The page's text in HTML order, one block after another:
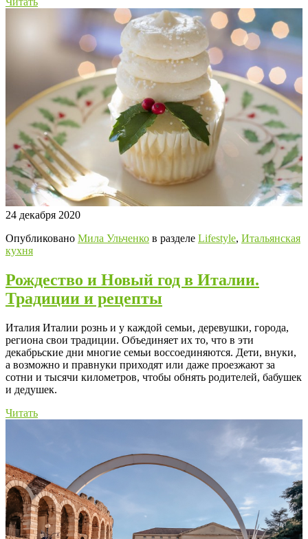
24 декабря 2020
Опубликовано Мила Ульченко в разделе Lifestyle, Итальянская
кухня
Рождество и Новый год в Италии.
Традиции и рецепты
Италия Италии рознь и у каждой семьи, деревушки, города,
региона свои традиции. Объединяет их то, что в эти
декабрьские дни многие семьи воссоединяются. Дети, внуки,
а возможно и правнуки приходят или даже проезжают за
сотни и тысячи километров, чтобы обнять родителей, бабушек
и дедушек.
Читать